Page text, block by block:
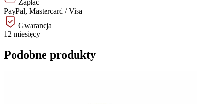
Zapłać
PayPal, Mastercard / Visa
Gwarancja
12 miesięcy
Podobne produkty